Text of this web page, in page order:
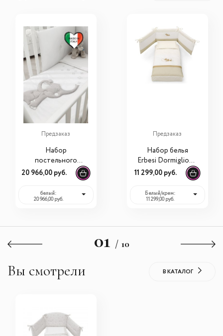
Предзаказ
Набор
постельного
белья Erbesi Elly (3
20 966,00 руб.
белый:
20 966,00 руб.
Предзаказ
Набор белья
Erbesi Dormiglione
(3 предмета)
11 299,00 руб.
Белый/крем:
11 299,00 руб.
01 / 10
Вы смотрели В КАТАЛОГ